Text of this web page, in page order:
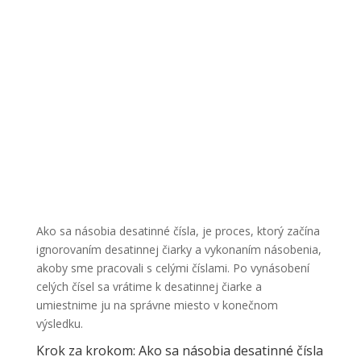
Ako sa násobia desatinné čísla, je proces, ktorý začína
ignorovaním desatinnej čiarky a vykonaním násobenia,
akoby sme pracovali s celými číslami. Po vynásobení
celých čísel sa vrátime k desatinnej čiarke a
umiestnime ju na správne miesto v konečnom
výsledku.
Krok za krokom: Ako sa násobia desatinné čísla